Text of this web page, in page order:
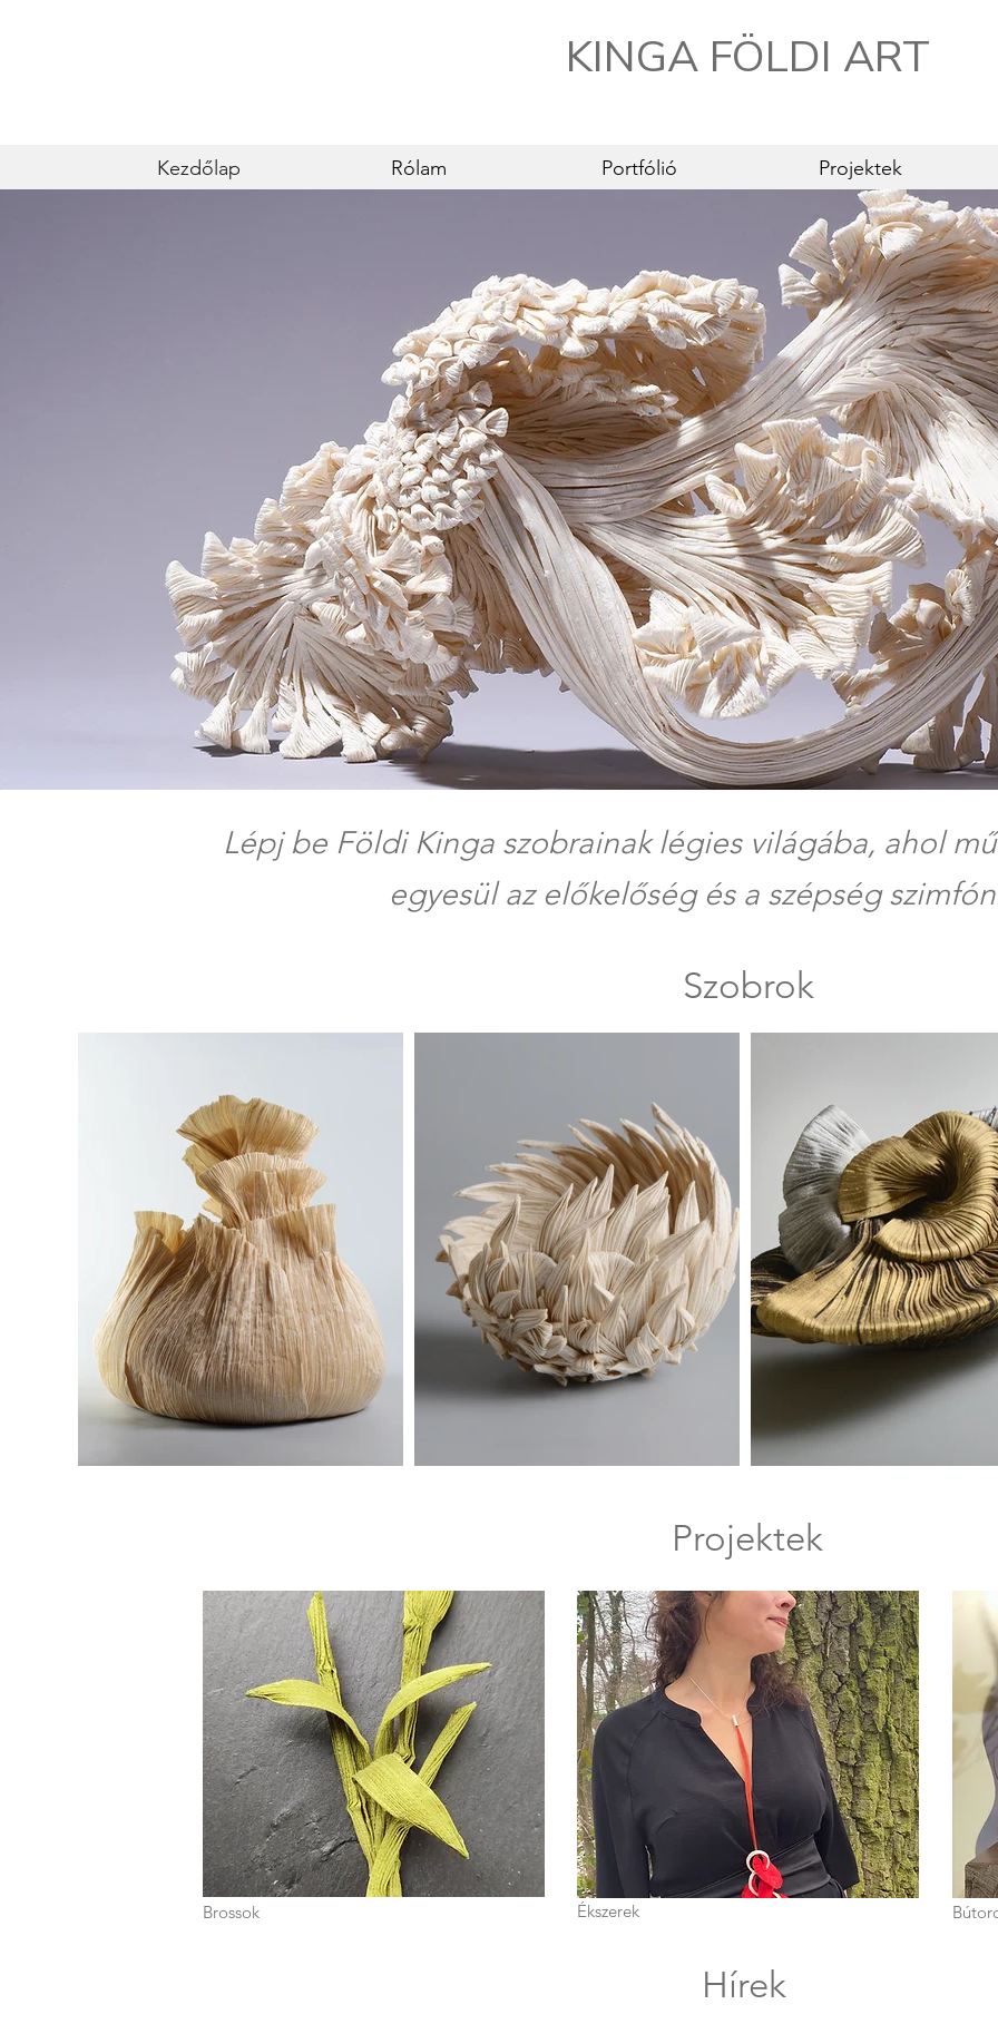
KINGA FÖLDI ART
Kezdőlap Rólam Portfólió Projektek
Lépj be Földi Kinga szobrainak légies világába, ahol
egyesül az előkelőség és a szépség
Szobrok
Projektek
Brossok Ékszerek
Hírek